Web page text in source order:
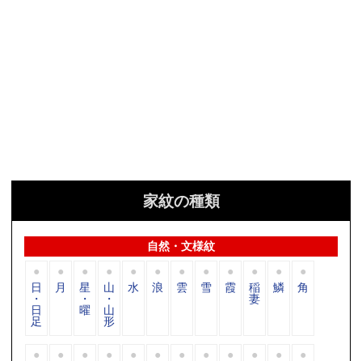
家紋の種類
自然・文様紋
日
・
日
足
月 星
・
曜
山
・
山
形
水 浪 雲 雪 霞 稲
妻
鱗 角